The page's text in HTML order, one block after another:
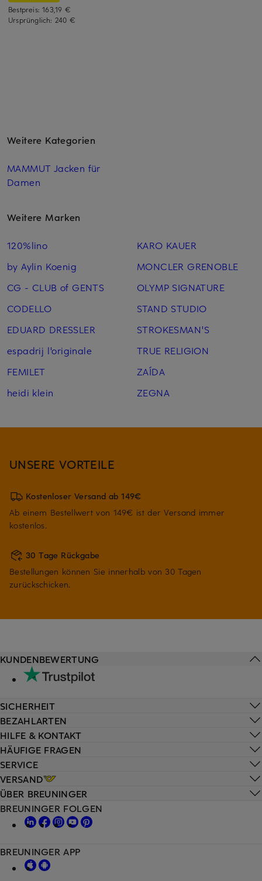
Bestpreis:163,19 €
Ursprünglich: 240 €
Weitere Kategorien
MAMMUT Jacken für
Damen
Weitere Marken
120%lino
by Aylin Koenig
CG - CLUB of GENTS
CODELLO
EDUARD DRESSLER
espadrij l'originale
FEMILET
heidi klein
KARO KAUER
MONCLER GRENOBLE
OLYMP SIGNATURE
STAND STUDIO
STROKESMAN'S
TRUE RELIGION
ZAÍDA
ZEGNA
UNSERE VORTEILE
Kostenloser Versand ab 149€
Ab einem Bestellwert von 149€ ist der Versand immer
kostenlos.
30 Tage Rückgabe
Bestellungen können Sie innerhalb von 30 Tagen
zurückschicken.
HILFE & KONTAKT
HÄUFIGE FRAGEN
SERVICE
VERSAND
KUNDENBEWERTUNG
SICHERHEIT
BEZAHLARTEN
ÜBER BREUNINGER
BREUNINGER FOLGEN
BREUNINGER APP